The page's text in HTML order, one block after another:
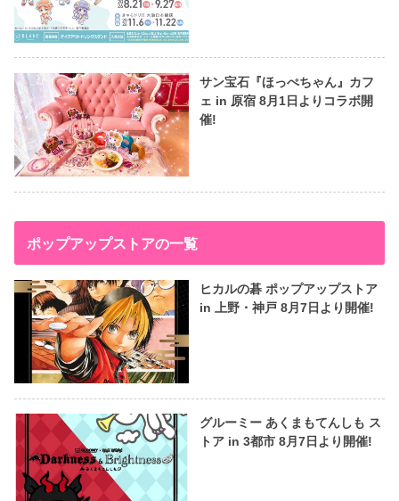
サン宝石『ほっぺちゃん』カフ
ェ in 原宿 8月1日よりコラボ開
催!
ポップアップストアの一覧
ヒカルの碁 ポップアップストア
in 上野・神戸 8月7日より開催!
グルーミー あくまもてんしも ス
トア in 3都市 8月7日より開催!